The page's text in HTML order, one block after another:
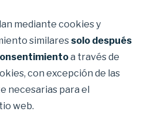
mediante cookies y
similares solo después
a través de
con excepción de las
necesarias para el
web.